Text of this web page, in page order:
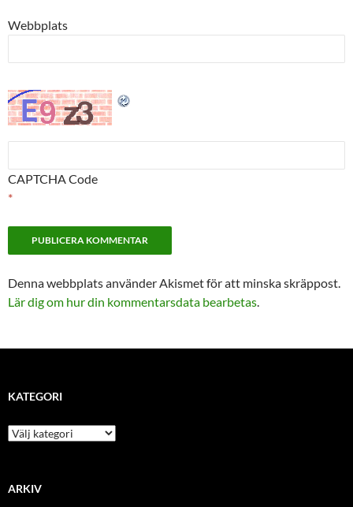
Webbplats
CAPTCHA Code
*
Denna webbplats använder Akismet för att minska skräppost.
Lär dig om hur din kommentarsdata bearbetas
KATEGORI
kategori
ARKIV